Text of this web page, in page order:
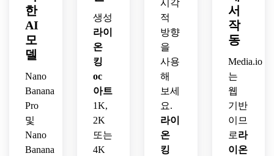
빛나
는 일
몰 백
라이
트,
호박
색 잔
깨끗
한 셀
셰이
드 렌
분위
기 있
는 야
간 안
개,
양식
화된
사실
감,
감성
한
AI
모
델
Nano
Banana
Pro
및
Nano
Banana
생성
라이
온
킹
oc
아트
1K,
2K
또는
4K
시각
적
방향
을
사용
해
보세
요.
라이
온
킹
서
작
동
Media.io
는
웹
기반
이므
로라
이온